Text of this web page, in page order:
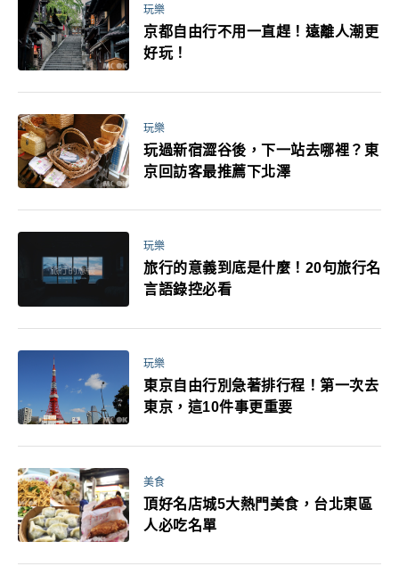
玩樂
京都自由行不用一直趕！遠離人潮更
好玩！
玩樂
玩過新宿澀谷後，下一站去哪裡？東
京回訪客最推薦下北澤
玩樂
旅行的意義到底是什麼！20句旅行名
言語錄控必看
玩樂
東京自由行別急著排行程！第一次去
東京，這10件事更重要
美食
頂好名店城5大熱門美食，台北東區
人必吃名單